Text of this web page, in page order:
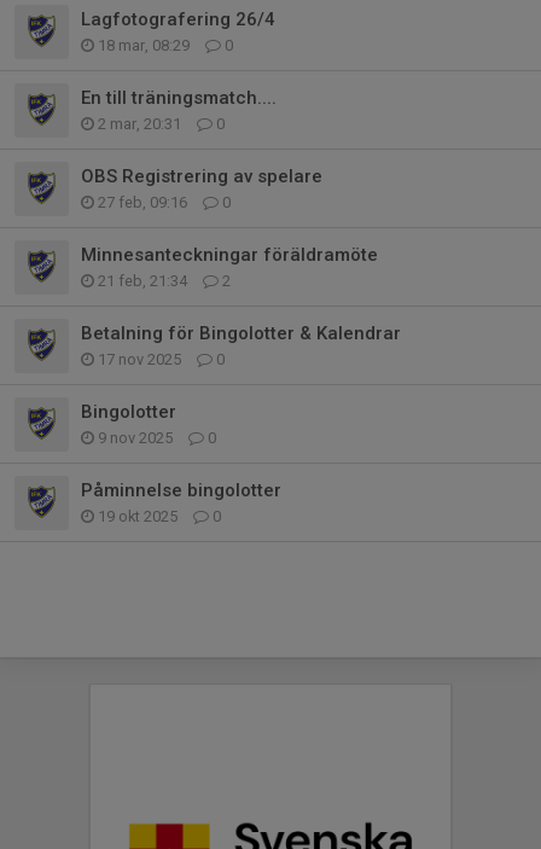
Lagfotografering 26/4
18 mar, 08:29 0
En till träningsmatch....
2 mar, 20:31 0
OBS Registrering av spelare
27 feb, 09:16 0
Minnesanteckningar föräldramöte
21 feb, 21:34 2
Betalning för Bingolotter & Kalendrar
17 nov 2025 0
Bingolotter
9 nov 2025 0
Påminnelse bingolotter
19 okt 2025 0